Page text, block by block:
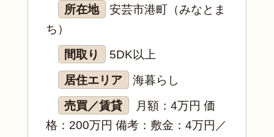
所在地
安芸市港町（みなとま
ち）
間取り
5DK以上
居住エリア
海暮らし
売買／賃貸
月額：4万円 価
格：200万円 備考：敷金：4万円／